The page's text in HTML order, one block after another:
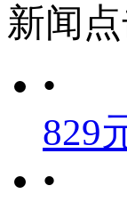
新闻
•
829
•